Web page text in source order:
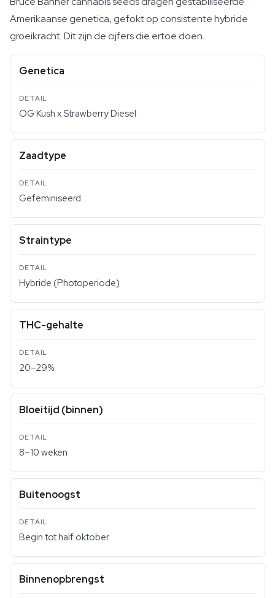
Amerikaanse genetica, gefokt op consistente hybride
groeikracht. Dit zijn de cijfers die ertoe doen.
Genetica
OG Kush x Strawberry Diesel
Zaadtype
Gefeminiseerd
Straintype
Hybride (Photoperiode)
THC-gehalte
20–29%
Bloeitijd (binnen)
8–10 weken
Buitenoogst
Begin tot half oktober
Binnenopbrengst